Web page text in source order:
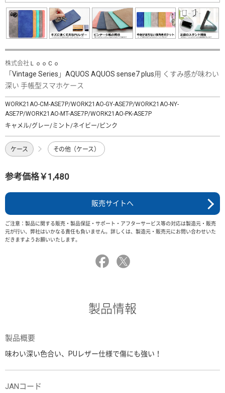
株式会社ＬｏｏＣｏ
「Vintage Series」AQUOS AQUOS sense7 plus用 くすみ感が味わい
深い 手帳型スマホケース
WORK21AO-CM-ASE7P/WORK21AO-GY-ASE7P/WORK21AO-NY-
ASE7P/WORK21AO-MT-ASE7P/WORK21AO-PK-ASE7P
キャメル/グレー/ミント/ネイビー/ピンク
ケース その他（ケース）
参考価格￥1,480
販売サイトへ
ご注意：製品に関する販売・製品保証・サポート・アフターサービス等の対応は製造元・販売
元が行い、弊社はいかなる責任も負いません。詳しくは、製造元・販売元にお問い合わせいた
だきますようお願いいたします。
製品情報
製品概要
味わい深い色合い、PUレザー仕様で傷にも強い！
JANコード